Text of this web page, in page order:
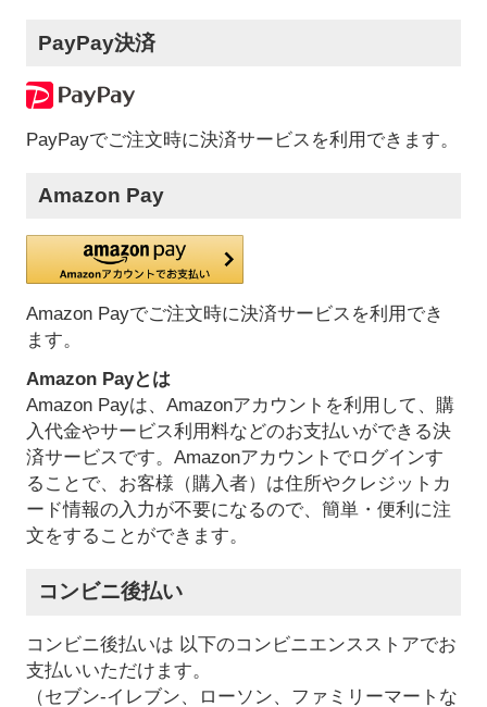
PayPay決済
PayPayでご注文時に決済サービスを利用できます。
Amazon Pay
Amazon Payでご注文時に決済サービスを利用でき
ます。
Amazon Payとは
Amazon Payは、Amazonアカウントを利用して、購
入代金やサービス利用料などのお支払いができる決
済サービスです。Amazonアカウントでログインす
ることで、お客様（購入者）は住所やクレジットカ
ード情報の入力が不要になるので、簡単・便利に注
文をすることができます。
コンビニ後払い
コンビニ後払いは 以下のコンビニエンスストアでお
支払いいただけます。
（セブン-イレブン、ローソン、ファミリーマートな